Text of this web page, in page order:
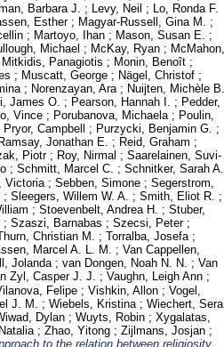
Barbara J. ; Levy, Neil ;
Lo, Ronda F.
Esther; Magyar-Russell, Gina M.
;
; Martoyo, Ihan ; Mason, Susan E.
;
Michael ; McKay, Ryan ; McMahon,
Mitkidis, Panagiotis ; Monin, Benoît ;
; Muscatt, George ; Nägel, Christof ;
; Norenzayan, Ara ; Nuijten, Michèle B.
James O. ; Pearson, Hannah I. ; Pedder,
Vince ; Porubanova, Michaela ; Poulin,
Pryor, Campbell ; Purzycki, Benjamin G. ;
Ramsay, Jonathan E. ; Reid, Graham ;
Piotr; Roy, Nirmal ; Saarelainen, Suvi-
; Schmitt, Marcel C. ; Schnitker, Sarah A.
Victoria ; Sebben, Simone ; Segerstrom,
; Sleegers, Willem W. A. ; Smith, Eliot R. ;
; Stoevenbelt, Andrea H. ; Stuber,
; Szaszi, Barnabas ; Szecsi, Peter;
Christian M. ; Torralba, Josefa ;
Marcel A. L. M. ; Van Cappellen,
Jolanda ; van Dongen, Noah N. N. ; Van
Zyl, Casper J. J. ; Vaughn, Leigh Ann ;
Felipe ; Vishkin, Allon ; Vogel,
J. M. ; Wiebels, Kristina ; Wiechert, Sera
Dylan ; Wuyts, Robin ; Xygalatas,
; Zhao, Yitong ; Zijlmans, Josjan ;
to the relation between religiosity